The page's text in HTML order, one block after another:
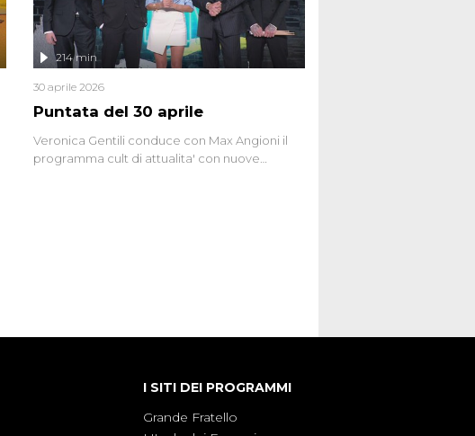
Puntata del 30 aprile
214 min
30 aprile 2026
Veronica Gentili conduce con Max Angioni il
programma cult di attualita' con nuove
I SITI DEI PROGRAMMI
Grande Fratello